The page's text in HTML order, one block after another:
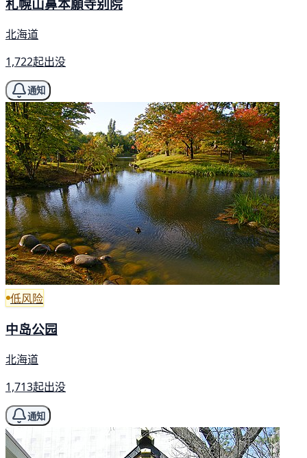
札幌山鼻本願寺别院
北海道
1,722起出没
通知
低风险
中岛公园
北海道
1,713起出没
通知